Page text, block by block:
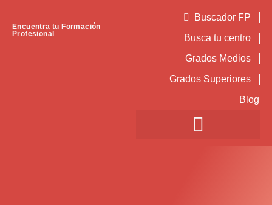
Encuentra tu Formación
Profesional
Buscador FP
Busca tu centro
Grados Medios
Grados Superiores
Blog